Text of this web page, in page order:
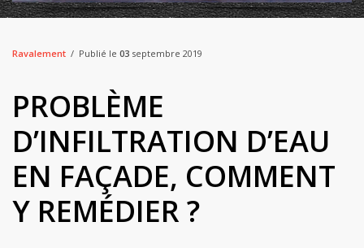
Ravalement Publié le 03 septembre 2019
PROBLÈME
D’INFILTRATION D’EAU
EN FAÇADE, COMMENT
Y REMÉDIER ?